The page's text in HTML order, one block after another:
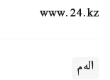
www.24.kz
الەم